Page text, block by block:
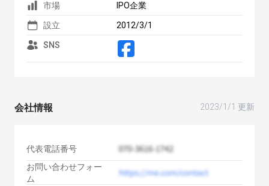
市場 IPO企業
設立 2012/3/1
SNS
会社情報 2023/1/1 更新
代表電話番号
お問い合わせフォー
ム